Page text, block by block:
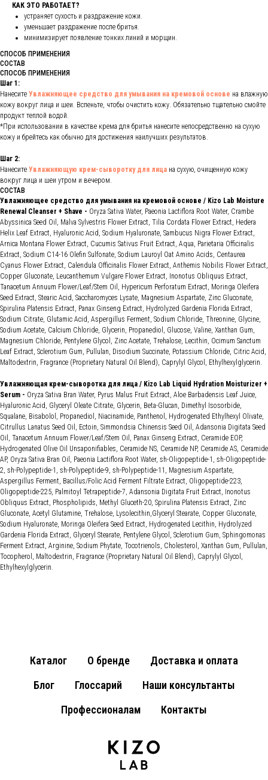
КАК ЭТО РАБОТАЕТ?
устраняет сухость и раздражение кожи.
уменьшает раздражение после бритья.
минимизирует появление тонких линий и морщин.
СПОСОБ ПРИМЕНЕНИЯ
СОСТАВ
СПОСОБ ПРИМЕНЕНИЯ
Шаг 1:
Нанесите Увлажняющее средство для умывания на кремовой основе на влажную
кожу вокруг лица и шеи. Вспеньте, чтобы очистить кожу. Обязательно тщательно смойте
продукт теплой водой.
*При использовании в качестве крема для бритья нанесите непосредственно на сухую
кожу и брейтесь как обычно для достижения наилучших результатов.
Шаг 2:
Нанесите Увлажняющую крем-сыворотку для лица на сухую, очищенную кожу
вокруг лица и шеи утром и вечером.
СОСТАВ
Увлажняющее средство для умывания на кремовой основе / Kizo Lab Moisture
Renewal Cleanser + Shave - Oryza Sativa Water, Paeonia Lactiflora Root Water, Crambe
Abyssinica Seed Oil, Malva Sylvestris Flower Extract, Tilia Cordata Flower Extract, Hedera
Helix Leaf Extract, Hyaluronic Acid, Sodium Hyaluronate, Sambucus Nigra Flower Extract,
Arnica Montana Flower Extract, Cucumis Sativus Fruit Extract, Aqua, Parietaria Officinalis
Extract, Sodium C14-16 Olefin Sulfonate, Sodium Lauroyl Oat Amino Acids, Centaurea
Cyanus Flower Extract, Calendula Officinalis Flower Extract, Anthemis Nobilis Flower Extract,
Copper Gluconate, Leucanthemum Vulgare Flower Extract, Inonotus Obliquus Extract,
Tanacetum Annuum Flower/Leaf/Stem Oil, Hypericum Perforatum Extract, Moringa Oleifera
Seed Extract, Stearic Acid, Saccharomyces Lysate, Magnesium Aspartate, Zinc Gluconate,
Spirulina Platensis Extract, Panax Ginseng Extract, Hydrolyzed Gardenia Florida Extract,
Sodium Citrate, Glutamic Acid, Aspergillus Ferment, Sodium Chloride, Threonine, Glycine,
Sodium Acetate, Calcium Chloride, Glycerin, Propanediol, Glucose, Valine, Xanthan Gum,
Magnesium Chloride, Pentylene Glycol, Zinc Acetate, Trehalose, Lecithin, Ocimum Sanctum
Leaf Extract, Sclerotium Gum, Pullulan, Disodium Succinate, Potassium Chloride, Citric Acid,
Maltodextrin, Fragrance (Proprietary Natural Oil Blend), Caprylyl Glycol, Ethylhexylglycerin.
Увлажняющая крем-сыворотка для лица / Kizo Lab Liquid Hydration Moisturizer +
Serum - Oryza Sativa Bran Water, Pyrus Malus Fruit Extract, Aloe Barbadensis Leaf Juice,
Hyaluronic Acid, Glyceryl Oleate Citrate, Glycerin, Beta-Glucan, Dimethyl Isosorbide,
Squalane, Bisabolol, Propanediol, Niacinamide, Panthenol, Hydrogenated Ethylhexyl Olivate,
Citrullus Lanatus Seed Oil, Ectoin, Simmondsia Chinensis Seed Oil, Adansonia Digitata Seed
Oil, Tanacetum Annuum Flower/Leaf/Stem Oil, Panax Ginseng Extract, Ceramide EOP,
Hydrogenated Olive Oil Unsaponifiables, Ceramide NS, Ceramide NP, Ceramide AS, Ceramide
AP, Oryza Sativa Bran Oil, Paeonia Lactiflora Root Water, sh-Oligopeptide-1, sh-Oligopeptide-
2, sh-Polypeptide-1, sh-Polypeptide-9, sh-Polypeptide-11, Magnesium Aspartate,
Aspergillus Ferment, Bacillus/Folic Acid Ferment Filtrate Extract, Oligopeptide-223,
Oligopeptide-225, Palmitoyl Tetrapeptide-7, Adansonia Digitata Fruit Extract, Inonotus
Obliquus Extract, Phospholipids, Methyl Gluceth-20, Spirulina Platensis Extract, Zinc
Gluconate, Acetyl Glutamine, Trehalose, Lysolecithin,Glyceryl Stearate, Copper Gluconate,
Sodium Hyaluronate, Moringa Oleifera Seed Extract, Hydrogenated Lecithin, Hydrolyzed
Gardenia Florida Extract, Glyceryl Stearate, Pentylene Glycol, Sclerotium Gum, Sphingomonas
Ferment Extract, Arginine, Sodium Phytate, Tocotrienols, Cholesterol, Xanthan Gum, Pullulan,
Tocopherol, Maltodextrin, Fragrance (Proprietary Natural Oil Blend), Caprylyl Glycol,
Ethylhexylglycerin.
Каталог О бренде
Доставка и оплата
Блог
Глоссарий
Наши консультанты
Профессионалам
Контакты